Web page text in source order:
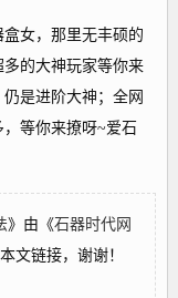
女，那里无丰硕的
的大神玩家等你来
是进阶大神；全网
等你来撩呀~爱石
》由《石器时代网
文链接，谢谢！